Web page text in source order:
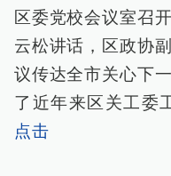
区委党校会议室召
云松讲话，区政协
议传达全市关心下
了近年来区关工委
点击